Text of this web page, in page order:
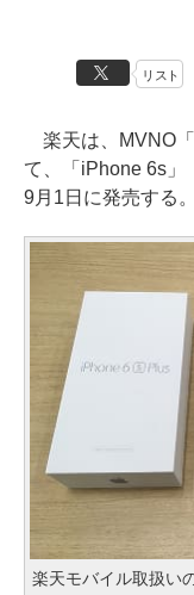
リスト
楽天は、MVNO
て、「iPhone 6s」
9月1日に発売する。
楽天モバイル取扱い